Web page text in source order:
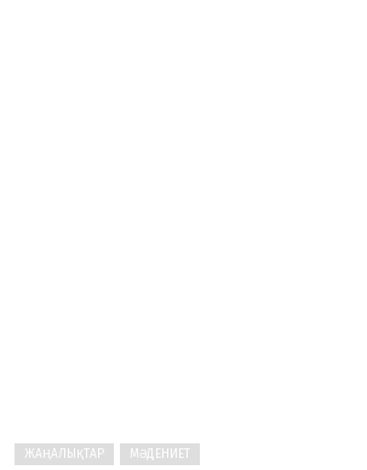
ЖАҢАЛЫҚТАР МӘДЕНИЕТ